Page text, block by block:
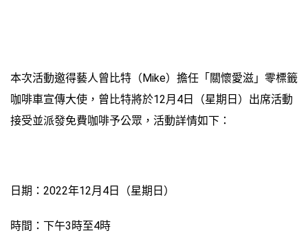
本次活動邀得藝人曾比特（Mike）擔任「關懷愛滋」零標籤
咖啡車宣傳大使，曾比特將於12月4日（星期日）出席活動
接受並派發免費咖啡予公眾，活動詳情如下：
日期：2022年12月4日（星期日）
時間：下午3時至4時